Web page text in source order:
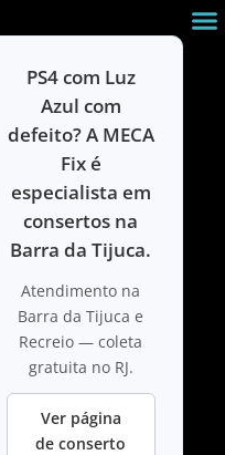
PS4 com Luz
Azul com
defeito? A MECA
Fix é
especialista em
consertos na
Barra da Tijuca.
Atendimento na
Barra da Tijuca e
Recreio — coleta
gratuita no RJ.
Ver página
de conserto